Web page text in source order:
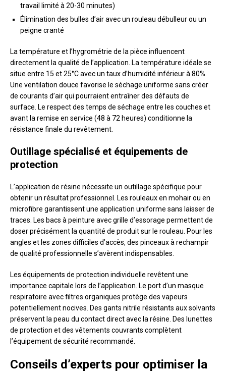
travail limité à 20-30 minutes)
Élimination des bulles d’air avec un rouleau débulleur ou un
peigne cranté
La température et l’hygrométrie de la pièce influencent
directement la qualité de l’application. La température idéale se
situe entre 15 et 25°C avec un taux d’humidité inférieur à 80%.
Une ventilation douce favorise le séchage uniforme sans créer
de courants d’air qui pourraient entraîner des défauts de
surface. Le respect des temps de séchage entre les couches et
avant la remise en service (48 à 72 heures) conditionne la
résistance finale du revêtement.
Outillage spécialisé et équipements de
protection
L’application de résine nécessite un outillage spécifique pour
obtenir un résultat professionnel. Les rouleaux en mohair ou en
microfibre garantissent une application uniforme sans laisser de
traces. Les bacs à peinture avec grille d’essorage permettent de
doser précisément la quantité de produit sur le rouleau. Pour les
angles et les zones difficiles d’accès, des pinceaux à rechampir
de qualité professionnelle s’avèrent indispensables.
Les équipements de protection individuelle revêtent une
importance capitale lors de l’application. Le port d’un masque
respiratoire avec filtres organiques protège des vapeurs
potentiellement nocives. Des gants nitrile résistants aux solvants
préservent la peau du contact direct avec la résine. Des lunettes
de protection et des vêtements couvrants complètent
l’équipement de sécurité recommandé.
Conseils d’experts pour optimiser la